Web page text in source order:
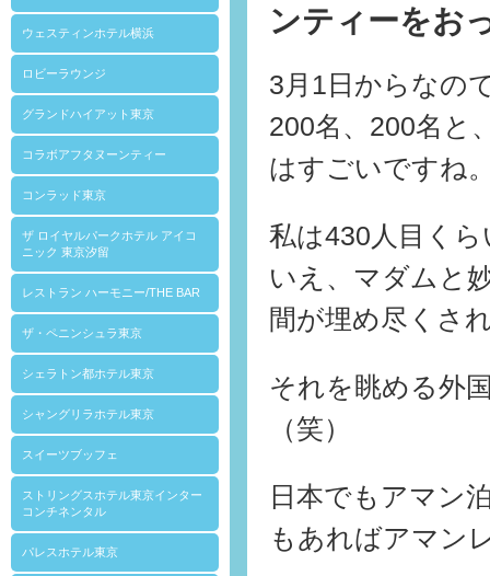
ウェスティンホテル横浜
ロビーラウンジ
グランドハイアット東京
コラボアフタヌーンティー
コンラッド東京
ザ ロイヤルパークホテル アイコ
ニック 東京汐留
レストラン ハーモニー/THE BAR
ザ・ペニンシュラ東京
シェラトン都ホテル東京
シャングリラホテル東京
スイーツブッフェ
ストリングスホテル東京インター
コンチネンタル
パレスホテル東京
ンティーをお
3月1日からなの
200名、200名と
はすごいですね
私は430人目く
いえ、マダムと
間が埋め尽くさ
それを眺める外
（笑）
日本でもアマン
もあればアマン